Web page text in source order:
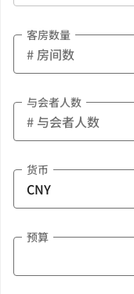
客房数量
与会者人数
货币
预算